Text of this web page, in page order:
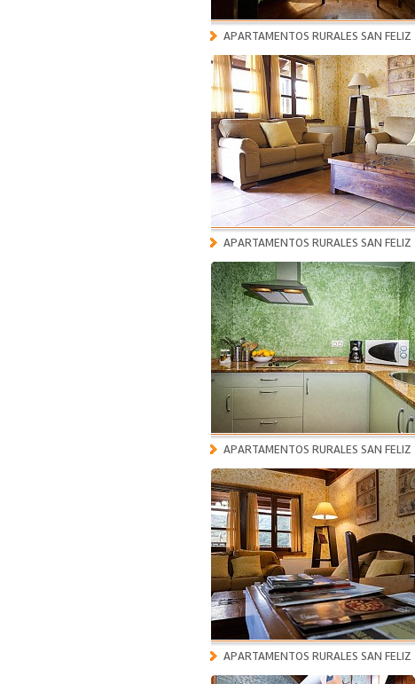
APARTAMENTOS RURALES SAN FELIZ
APARTAMENTOS RURALES SAN FELIZ
APARTAMENTOS RURALES SAN FELIZ
APARTAMENTOS RURALES SAN FELIZ